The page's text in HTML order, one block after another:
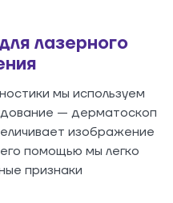
лазерного
мы используем
— дерматоскоп
изображение
помощью мы легко
признаки